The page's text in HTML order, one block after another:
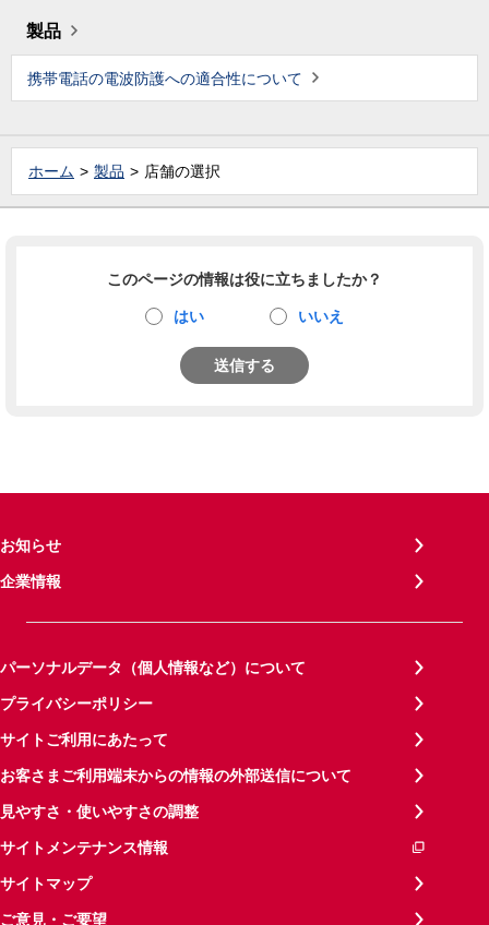
製品
携帯電話の電波防護への適合性について
ホーム 製品 店舗の選択
このページの情報は役に立ちましたか？
はい いいえ
送信する
お知らせ
企業情報
パーソナルデータ（個人情報など）について
プライバシーポリシー
サイトご利用にあたって
お客さまご利用端末からの情報の外部送信について
見やすさ・使いやすさの調整
サイトメンテナンス情報
サイトマップ
ご意見・ご要望